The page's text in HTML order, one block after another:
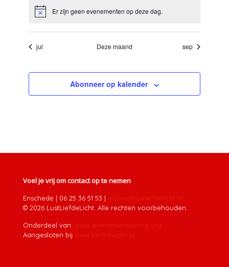
BerichtEr zijn geen evenementen op deze dag.
jul Deze maand sep
Abonneer op kalender
Voel je vrij om contact op te nemen
Enschede | 06 25 36 51 53 | nicole@lustliefdelicht.nl
© 2026 LustLiefdeLicht. Alle rechten voorbehouden.
Onderdeel van: www.leveninverbinding.org
Aangesloten bij www.tantrawijzer.nl